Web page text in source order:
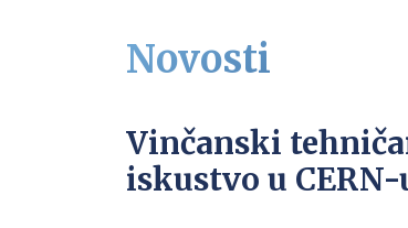
Novosti
Vinčanski
iskustvo u CERN-